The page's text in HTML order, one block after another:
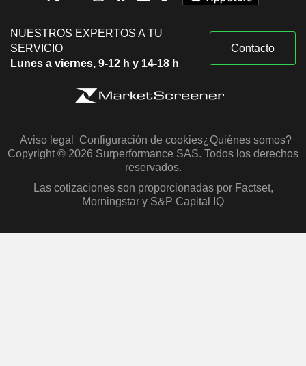
NUESTROS EXPERTOS A TU
SERVICIO
Lunes a viernes, 9-12 h y 14-18 h
Contacto
Aviso legal Configuración de cookies¿Quiénes somos?
Copyright © 2026 Surperformance SAS. Todos los derechos
reservados.
Las cotizaciones son proporcionadas por Factset,
Morningstar y S&P Capital IQ